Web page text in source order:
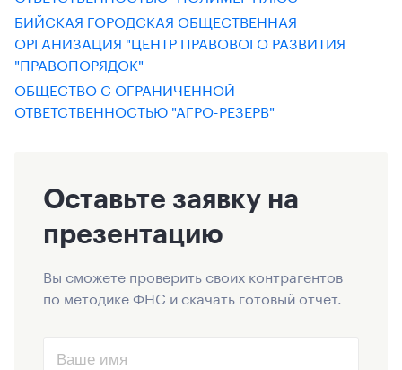
БИЙСКАЯ ГОРОДСКАЯ ОБЩЕСТВЕННАЯ
ОРГАНИЗАЦИЯ "ЦЕНТР ПРАВОВОГО РАЗВИТИЯ
"ПРАВОПОРЯДОК"
ОБЩЕСТВО С ОГРАНИЧЕННОЙ
ОТВЕТСТВЕННОСТЬЮ "АГРО-РЕЗЕРВ"
Оставьте заявку на
презентацию
Вы сможете проверить своих контрагентов
по методике ФНС и скачать готовый отчет.